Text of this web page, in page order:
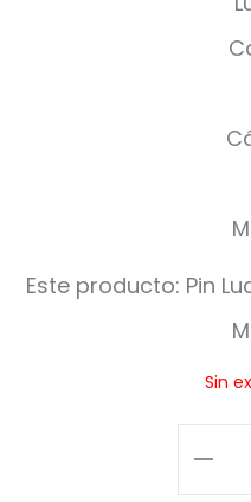
Este producto: Pin
Sin
Pin